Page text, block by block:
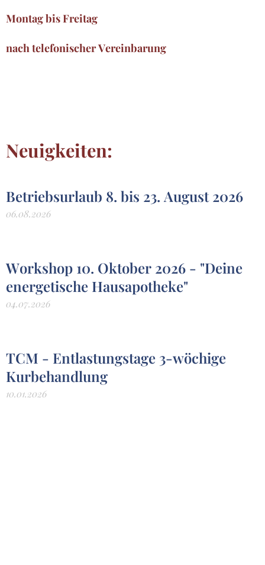
Montag bis Freitag
nach telefonischer Vereinbarung
Neuigkeiten:
Betriebsurlaub 8. bis 23. August 2026
06.08.2026
Workshop 10. Oktober 2026 - "Deine
energetische Hausapotheke"
04.07.2026
TCM - Entlastungstage 3-wöchige
Kurbehandlung
10.01.2026